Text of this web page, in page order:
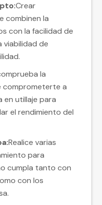
Crear
combinen la
con la facilidad de
viabilidad de
la
comprometerte a
en utillaje para
el rendimiento del
Realice varias
para
cumpla tanto con
con los